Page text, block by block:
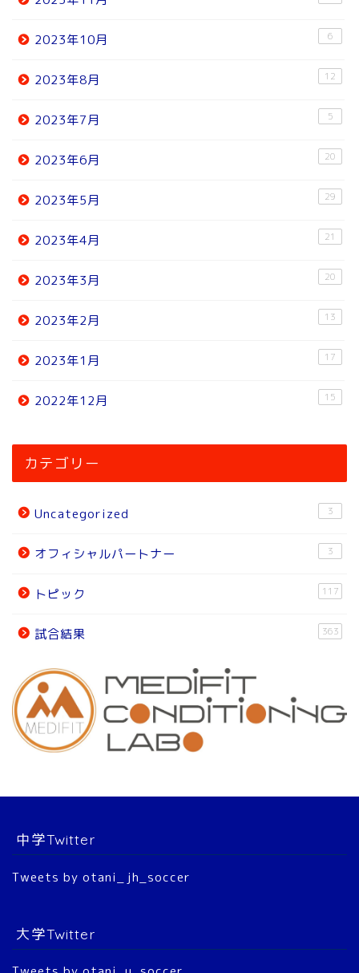
2023年10月 6
2023年8月 12
2023年7月 5
2023年6月 20
2023年5月 29
2023年4月 21
2023年3月 20
2023年2月 13
2023年1月 17
2022年12月 15
カテゴリー
Uncategorized 3
オフィシャルパートナー 3
トピック 117
試合結果 363
中学Twitter
Tweets by otani_jh_soccer
大学Twitter
ニュース
チーム紹介
チーム紹介
選 手